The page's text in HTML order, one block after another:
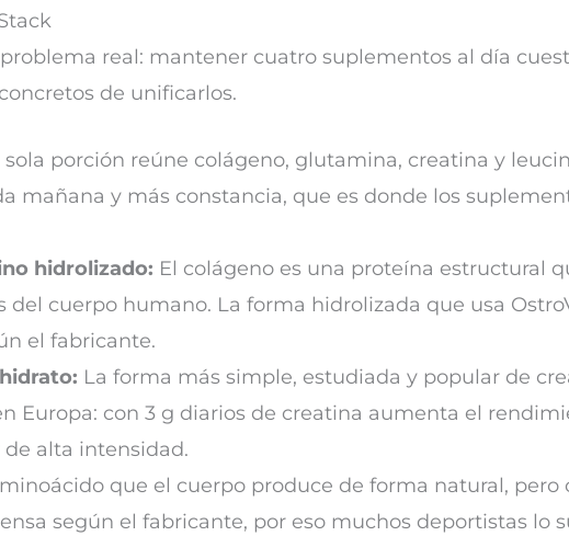
real: mantener cuatro suplementos al día
de unificarlos.
sola porción reúne colágeno, glutamina, creatina y
mañana y más constancia, que es donde los
hidrolizado: El colágeno es una proteína estructural
del cuerpo humano. La forma hidrolizada que usa
el fabricante.
La forma más simple, estudiada y popular de
Europa: con 3 g diarios de creatina aumenta el
de alta intensidad.
que el cuerpo produce de forma natural, pero
según el fabricante, por eso muchos deportistas lo